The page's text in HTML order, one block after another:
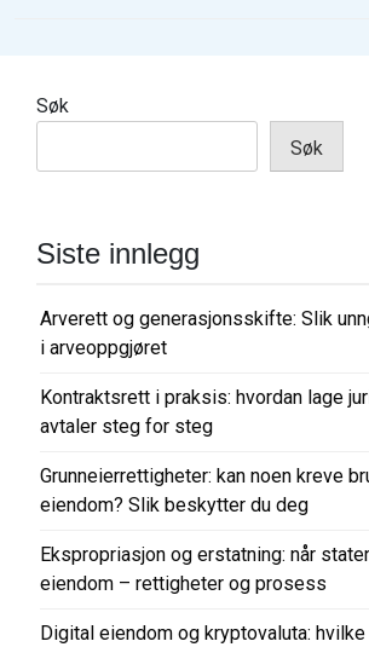
g
v
g
s
o
n
Søk
Søk
Siste innlegg
Arverett og generasjonsskifte: Slik
i arveoppgjøret
Kontraktsrett i praksis: hvordan lage
avtaler steg for steg
Grunneierrettigheter: kan noen kreve
eiendom? Slik beskytter du deg
Ekspropriasjon og erstatning: når
eiendom – rettigheter og prosess
Digital eiendom og kryptovaluta: